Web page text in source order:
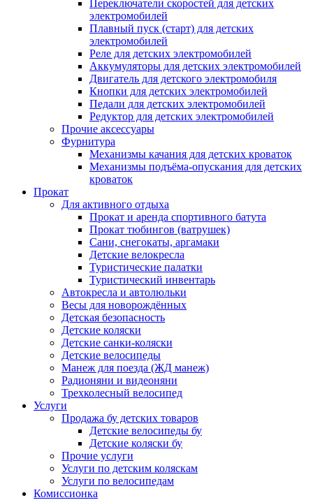
Переключатели скоростей для детских
электромобилей
Плавный пуск (старт) для детских
электромобилей
Реле для детских электромобилей
Аккумуляторы для детских электромобилей
Двигатель для детского электромобиля
Кнопки для детских электромобилей
Педали для детских электромобилей
Редуктор для детских электромобилей
Прочие аксессуары
Фурнитура
Механизмы качания для детских кроваток
Механизмы подъёма-опускания для детских
кроваток
Прокат
Для активного отдыха
Прокат и аренда спортивного батута
Прокат тюбингов (ватрушек)
Сани, снегокаты, аргамаки
Детские велокресла
Туристические палатки
Туристический инвентарь
Автокресла и автолюльки
Весы для новорождённых
Детская безопасность
Детские коляски
Детские санки-коляски
Детские велосипеды
Манеж для поезда (ЖД манеж)
Радионяни и видеоняни
Трехколесный велосипед
Услуги
Продажа бу детских товаров
Детские велосипеды бу
Детские коляски бу
Прочие услуги
Услуги по детским коляскам
Услуги по велосипедам
Комиссионка